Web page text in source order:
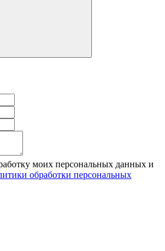
моих персональных данных и
обработки персональных